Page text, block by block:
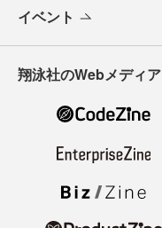
イベント
翔泳社のWebメディア